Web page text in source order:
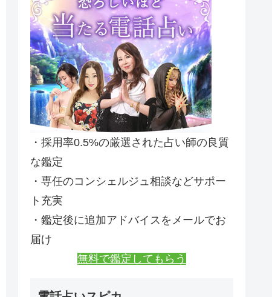
・採用率0.5%の厳選された占い師の良質
な鑑定
・専任のコンシェルジュ相談などサポー
ト充実
・鑑定後に追加アドバイスをメールでお
届け
無料で鑑定してもらう